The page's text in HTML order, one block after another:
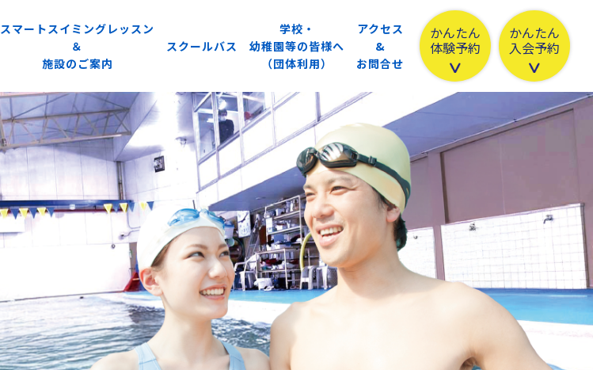
スマートスイミングレッスン
＆
施設のご案内
スクールバス
学校・
幼稚園等の皆様へ
（団体利用）
アクセス
&
お問合せ
かんたん
体験予約
かんたん
入会予約